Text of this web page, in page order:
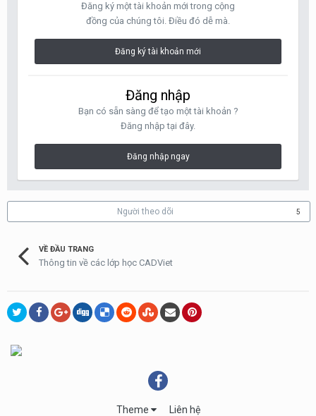
Đăng ký một tài khoản mới trong cộng
đồng của chúng tôi. Điều đó dễ mà.
Đăng ký tài khoản mới
Đăng nhập
Bạn có sẵn sàng để tạo một tài khoản ?
Đăng nhập tại đây.
Đăng nhập ngay
Người theo dõi 5
VỀ ĐẦU TRANG
Thông tin về các lớp học CADViet
Theme Liên hệ